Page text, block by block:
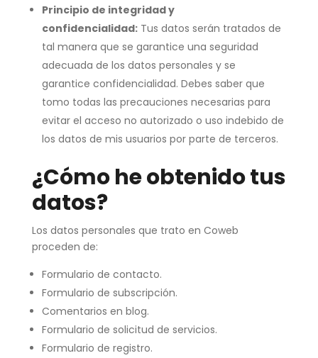
Principio de integridad y
confidencialidad:Tus datos serán tratados de
tal manera que se garantice una seguridad
adecuada de los datos personales y se
garantice confidencialidad. Debes saber que
tomo todas las precauciones necesarias para
evitar el acceso no autorizado o uso indebido de
los datos de mis usuarios por parte de terceros.
¿Cómo he obtenido tus
datos?
Los datos personales que trato en Coweb
proceden de:
Formulario de contacto.
Formulario de subscripción.
Comentarios en blog.
Formulario de solicitud de servicios.
Formulario de registro.